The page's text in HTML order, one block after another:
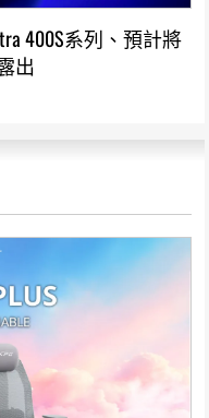
400S系列、預計將
出